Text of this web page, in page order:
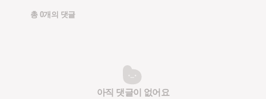
총 0개의 댓글
아직 댓글이 없어요